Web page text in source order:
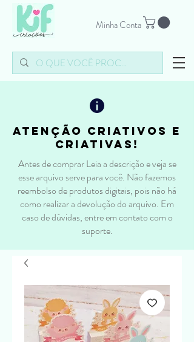
Minha Conta
atenção criativos e
criativas!
Antes de comprar Leia a descrição e veja se
esse arquivo serve para você. Não fazemos
reembolso de produtos digitais, pois não há
como realizar a devolução do arquivo. Em
caso de dúvidas, entre em contato com o
suporte.